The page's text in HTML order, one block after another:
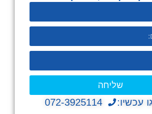
שליחה
עכשיו: 072-3925114